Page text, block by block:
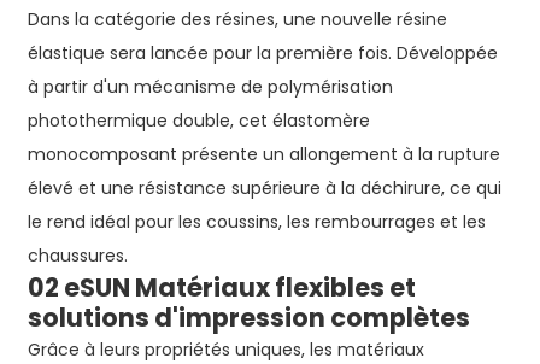
Dans la catégorie des résines, une nouvelle résine
élastique sera lancée pour la première fois. Développée
à partir d'un mécanisme de polymérisation
photothermique double, cet élastomère
monocomposant présente un allongement à la rupture
élevé et une résistance supérieure à la déchirure, ce qui
le rend idéal pour les coussins, les rembourrages et les
chaussures.
02 eSUN Matériaux flexibles et
solutions d'impression complètes
Grâce à leurs propriétés uniques, les matériaux